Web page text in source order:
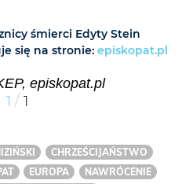
śmierci Edyty Stein
się na stronie: episkopat.pl
episkopat.pl
1 / 1
CHRZEŚCIJAŃSTWO
EUROPA
NAWRÓCENIE